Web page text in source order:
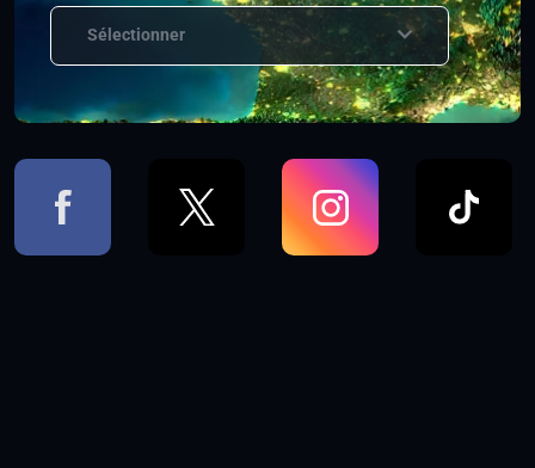
Sélectionner